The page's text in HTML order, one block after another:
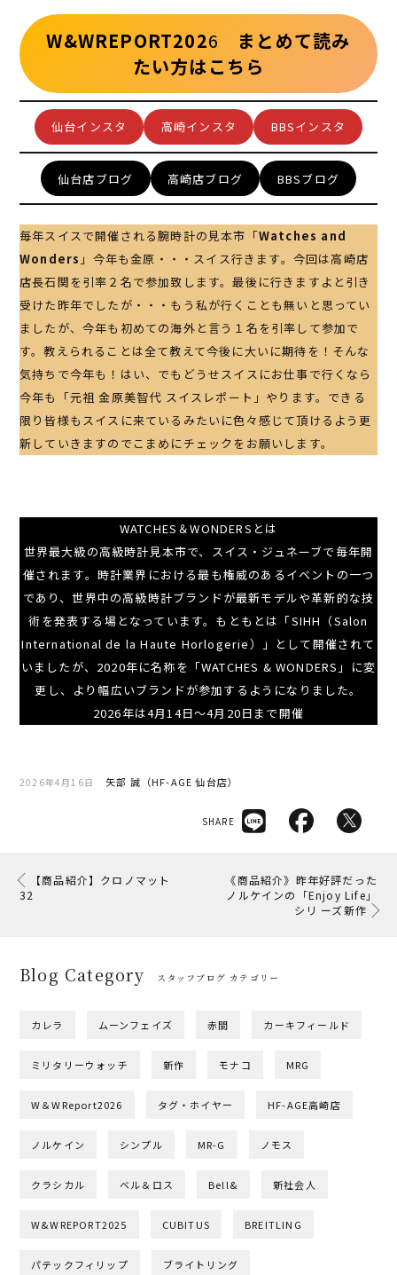
W&WREPORT2026 まとめて読み
たい方はこちら
仙台インスタ 高崎インスタ BBSインスタ
仙台店ブログ 高崎店ブログ BBSブログ
毎年スイスで開催される腕時計の見本市「Watches and
Wonders 」今年も金原・・・スイス行きます。今回は高崎店
店長石関を引率２名で参加致します。最後に行きますよと引き
受けた昨年でしたが・・・もう私が行くことも無いと思ってい
ましたが、今年も初めての海外と言う１名を引率して参加で
す。教えられることは全て教えて今後に大いに期待を！そんな
気持ちで今年も！はい、でもどうせスイスにお仕事で行くなら
今年も「元祖 金原美智代 スイスレポート」やります。できる
限り皆様もスイスに来ているみたいに色々感じて頂けるよう更
新していきますのでこまめにチェックをお願いします。
WATCHES＆WONDERSとは
世界最大級の高級時計見本市で、スイス・ジュネーブで毎年開
催されます。時計業界における最も権威のあるイベントの一つ
であり、世界中の高級時計ブランドが最新モデルや革新的な技
術を発表する場となっています。もともとは「SIHH（Salon
International de la Haute Horlogerie）」として開催されて
いましたが、2020年に名称を「WATCHES & WONDERS」に変
更し、より幅広いブランドが参加するようになりました。
2026年は4月14日～4月20日まで開催
2026年4月16日 矢部 誠（HF-AGE 仙台店）
SHARE
【商品紹介】クロノマット
32
《商品紹介》昨年好評だった
ノルケインの「Enjoy Life」
シリ ーズ新作
Blog Category スタッフブログ カテゴリー
カレラ ムーンフェイズ 赤間 カーキフィールド
ミリタリーウォッチ 新作 モナコ MRG
W＆WReport2026 タグ・ホイヤー HF-AGE高崎店
ノルケイン シンプル MR-G ノモス
クラシカル ベル＆ロス Bell& 新社会人
W&WREPORT2025 CUBITUS BREITLING
パテックフィリップ ブライトリング